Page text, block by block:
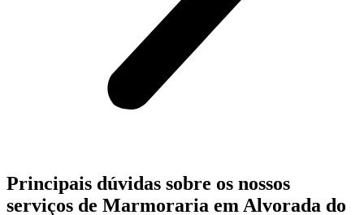
Principais dúvidas sobre os nossos
serviços de Marmoraria em Alvorada do